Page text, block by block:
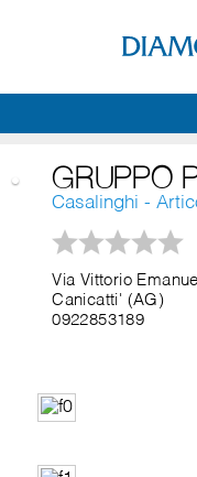
GRUPPO
Casalinghi -
Via Vittorio
Canicatti' (AG)
0922853189